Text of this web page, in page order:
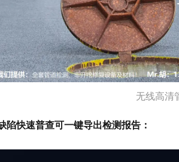
无线高清
陷快速普查可一键导出检测报告：